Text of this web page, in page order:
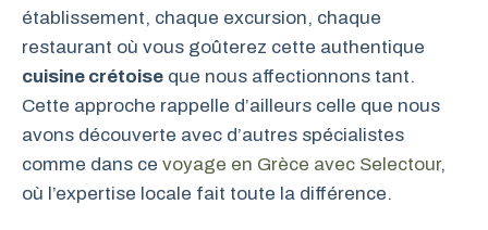
établissement, chaque excursion, chaque
restaurant où vous goûterez cette authentique
cuisine crétoise que nous affectionnons tant.
Cette approche rappelle d’ailleurs celle que nous
avons découverte avec d’autres spécialistes
comme dans ce voyage en Grèce avec Selectour,
où l’expertise locale fait toute la différence.